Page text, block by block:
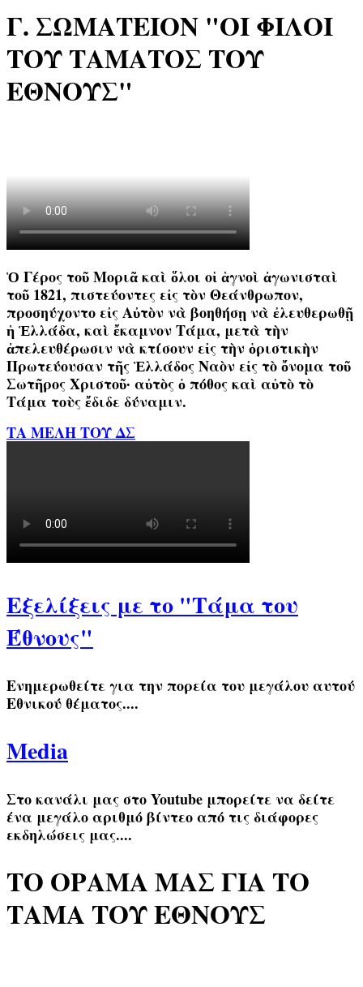
Γ. ΣΩΜΑΤΕΙΟΝ "ΟΙ ΦΙΛΟΙ
ΤΟΥ ΤΑΜΑΤΟΣ ΤΟΥ
ΕΘΝΟΥΣ"
Ὁ Γέρος τοῦ Μοριᾶ καὶ ὅλοι οἱ ἁγνοὶ ἀγωνισταὶ
τοῦ 1821, πιστεύοντες εἰς τὸν Θεάνθρωπον,
προσηύχοντο εἰς Αὐτὸν νὰ βοηθήσῃ νὰ ἐλευθερωθῇ
ἡ Ἑλλάδα, καὶ ἔκαμνον Τάμα, μετὰ τὴν
ἀπελευθέρωσιν νὰ κτίσουν εἰς τὴν ὁριστικὴν
Πρωτεύουσαν τῆς Ἑλλάδος Ναὸν εἰς τὸ ὄνομα τοῦ
Σωτῆρος Χριστοῦ∙ αὐτὸς ὁ πόθος καὶ αὐτὸ τὸ
Τάμα τοὺς ἔδιδε δύναμιν.
ΤΑ ΜΕΛΗ ΤΟΥ ΔΣ
Εξελίξεις με το "Τάμα του
Έθνους"
Ενημερωθείτε για την πορεία του μεγάλου αυτού
Εθνικού θέματος....
Media
Στο κανάλι μας στο Youtube μπορείτε να δείτε
ένα μεγάλο αριθμό βίντεο από τις διάφορες
εκδηλώσεις μας....
ΤΟ ΟΡΑΜΑ ΜΑΣ ΓΙΑ ΤΟ
ΤΑΜΑ ΤΟΥ ΕΘΝΟΥΣ